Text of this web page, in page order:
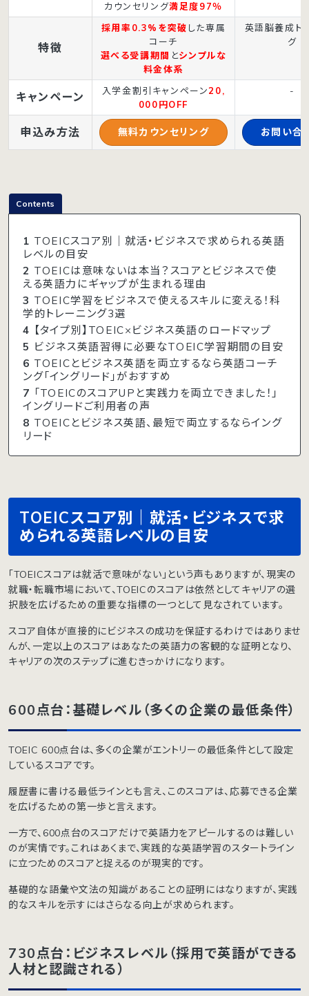
カウンセリング満足度97％
特徴
採用率0.3%を突破 した専属
コーチ
選べる受講期間 とシンプルな
料金体系
英語脳養成ト
グ
キャンペーン 入学金割引キャンペーン20,
000円OFF
-
申込み方法 無料カウンセリング お問い合
Contents
1 TOEICスコア別｜就活・ビジネスで求められる英語
レベルの目安
2 TOEICは意味ないは本当？スコアとビジネスで使
える英語力にギャップが生まれる理由
3 TOEIC学習をビジネスで使えるスキルに変える！科
学的トレーニング3選
4 【タイプ別】TOEIC×ビジネス英語のロードマップ
5 ビジネス英語習得に必要なTOEIC学習期間の目安
6 TOEICとビジネス英語を両立するなら英語コーチ
ング「イングリード」がおすすめ
7 「TOEICのスコアUPと実践力を両立できました！」
イングリードご利用者の声
8 TOEICとビジネス英語、最短で両立するならイング
リード
TOEICスコア別｜就活・ビジネスで求
められる英語レベルの目安
「TOEICスコアは就活で意味がない」という声もありますが、現実の
就職・転職市場において、TOEICのスコアは依然としてキャリアの選
択肢を広げるための重要な指標の一つとして見なされています。
スコア自体が直接的にビジネスの成功を保証するわけではありませ
んが、一定以上のスコアはあなたの英語力の客観的な証明となり、
キャリアの次のステップに進むきっかけになります。
600点台：基礎レベル（多くの企業の最低条件）
TOEIC 600点台は、多くの企業がエントリーの最低条件として設定
しているスコアです。
履歴書に書ける最低ラインとも言え、このスコアは、応募できる企業
を広げるための第一歩と言えます。
一方で、600点台のスコアだけで英語力をアピールするのは難しい
のが実情です。これはあくまで、実践的な英語学習のスタートライン
に立つためのスコアと捉えるのが現実的です。
基礎的な語彙や文法の知識があることの証明にはなりますが、実践
的なスキルを示すにはさらなる向上が求められます。
730点台：ビジネスレベル（採用で英語ができる
人材と認識される）